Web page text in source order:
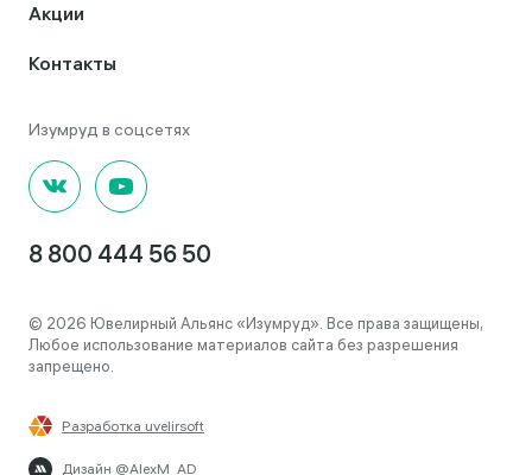
Акции
Контакты
8 800 444 56 50
© 2026 Ювелирный Альянс «Изумруд». Все права защищены,
Любое использование материалов сайта без разрешения
запрещено.
Разработка uvelirsoft
Дизайн @AlexM_AD